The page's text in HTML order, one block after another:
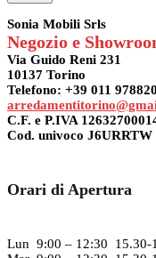
Sonia Mobili Srls
Negozio e
Via Guido Reni 231
10137 Torino
Telefono: +39 011
C.F. e P.IVA
Cod. univoco J6URRTW
Orari di Apertura
Lun 9:00 – 12:30 15.30-